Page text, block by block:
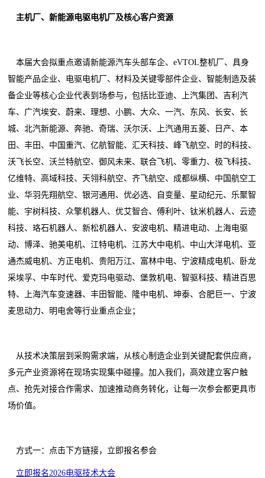
主机厂、新能源电驱电机厂及核心客户资源
本届大会拟重点邀请新能源汽车头部车企、eVTOL整机厂、具身
智能产品企业、电驱电机厂、材料及关键零部件企业、智能制造及装
备企业等核心企业代表到场参与，包括比亚迪、上汽集团、吉利汽
车、广汽埃安、蔚来、理想、小鹏、大众、一汽、东风、长安、长
城、北汽新能源、奔驰、奇瑞、沃尔沃、上汽通用五菱、日产、本
田、丰田、中国重汽、亿航智能、汇天科技、峰飞航空、时的科技、
沃飞长空、沃兰特航空、御风未来、联合飞机、零重力、极飞科技、
亿维特、高域科技、天翎科航空、齐飞航空、成都纵横、中国航空工
业、华羽先翔航空、银河通用、优必选、自变量、星动纪元、乐聚智
能、宇树科技、众擎机器人、优艾智合、傅利叶、钛米机器人、云迹
科技、珞石机器人、新松机器人、安波电机、精进电动、上海电驱
动、博泽、驰美电机、江特电机、江苏大中电机、中山大洋电机、亚
通杰威电机、方正电机、贵阳万江、富林中电、宁波精成电机、卧龙
采埃孚、中车时代、爱克玛电驱动、堡敦机电、智驱科技、精进百思
特、上海汽车变速器、丰田智能、隆中电机、坤泰、合肥巨一、宁波
麦思动力、明电舍等行业重点企业；
从技术决策层到采购需求端，从核心制造企业到关键配套供应商，
多元产业资源将在现场实现集中碰撞。加入我们，高效建立客户触
点、抢先对接合作需求、加速推动商务转化，让每一次参会都更具市
场价值。
方式一：点击下方链接，立即报名参会
立即报名2026电驱技术大会